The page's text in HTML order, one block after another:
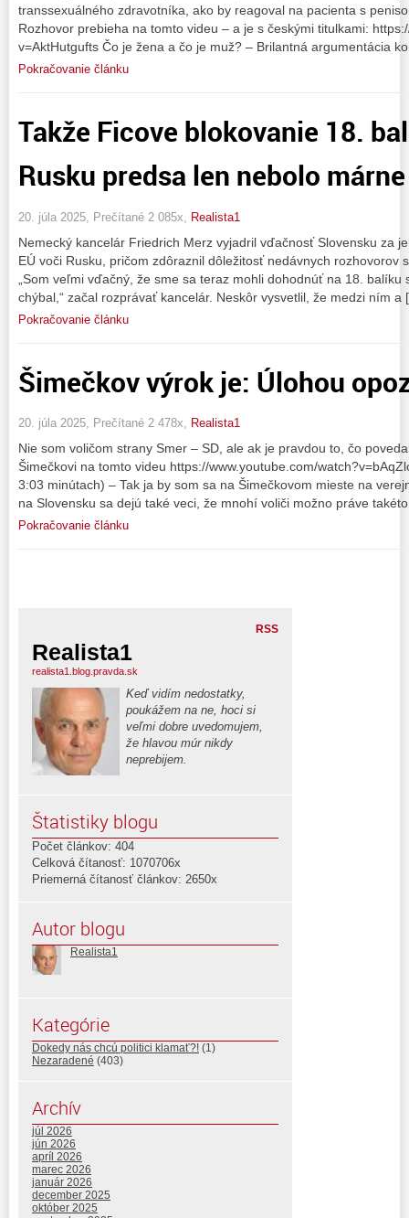
transsexuálného zdravotníka, ako by reagoval na pacienta s
Rozhovor prebieha na tomto videu – a je s českými titulkami:
v=AktHutgufts Čo je žena a čo je muž? – Brilantná argumentácia
Pokračovanie článku
Takže Ficove blokovanie 18.
Rusku predsa len nebolo márne
20. júla 2025, Prečítané 2 085x, Realista1
Nemecký kancelár Friedrich Merz vyjadril vďačnosť Slovensku za
EÚ voči Rusku, pričom zdôraznil dôležitosť nedávnych rozhovorov
„Som veľmi vďačný, že sme sa teraz mohli dohodnúť na 18.
chýbal,“ začal rozprávať kancelár. Neskôr vysvetlil, že medzi ním
Pokračovanie článku
Šimečkov výrok je: Úlohou
20. júla 2025, Prečítané 2 478x, Realista1
Nie som voličom strany Smer – SD, ale ak je pravdou to, čo
Šimečkovi na tomto videu https://www.youtube.com/
3:03 minútach) – Tak ja by som sa na Šimečkovom mieste na
na Slovensku sa dejú také veci, že mnohí voliči možno práve
Pokračovanie článku
RSS
Realista1
realista1.blog.pravda.sk
Keď vidím nedostatky,
poukážem na ne, hoci si
veľmi dobre uvedomujem,
že hlavou múr nikdy
neprebijem.
Štatistiky blogu
Počet článkov: 404
Celková čítanosť: 1070706x
Priemerná čítanosť článkov: 2650x
Autor blogu
Realista1
Kategórie
Dokedy nás chcú politici klamať?! (1)
Nezaradené (403)
Archív
júl 2026
jún 2026
apríl 2026
marec 2026
január 2026
december 2025
október 2025